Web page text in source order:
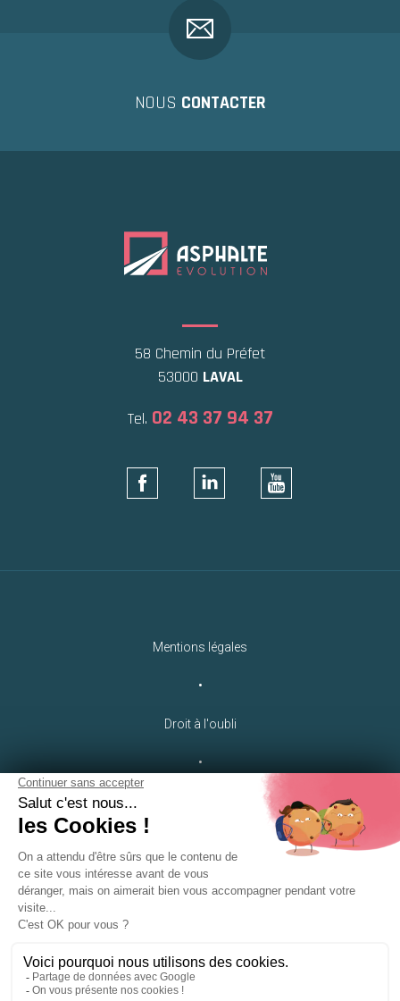
NOUS CONTACTER
58 Chemin du Préfet
53000 LAVAL
Tel. 02 43 37 94 37
Mentions légales
•
Droit à l'oubli
•
LEB Communication
•
•